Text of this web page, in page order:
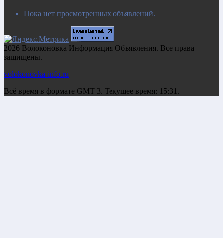
Пока нет просмотренных объявлений.
2026 Волоконовка Информация Объявления. Все права
защищены.
volokonovka-info.ru
Всё время в формате GMT 3. Текущее время: 15:31.